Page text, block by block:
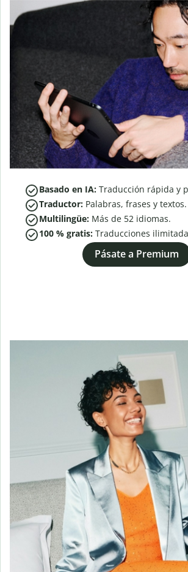
Basado en IA: Traducción rápida y
Traductor: Palabras, frases y textos.
Multilingüe: Más de 52 idiomas.
100 % gratis: Traducciones
Pásate a Premium